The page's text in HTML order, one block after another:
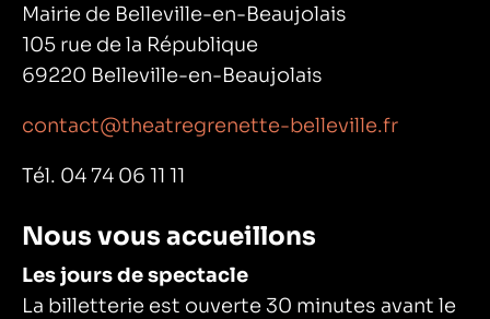
Mairie de Belleville-en-Beaujolais
105 rue de la République
69220 Belleville-en-Beaujolais
contact@theatregrenette-belleville.fr
Tél. 04 74 06 11 11
Nous vous accueillons
Les jours de spectacle
La billetterie est ouverte 30 minutes avant le